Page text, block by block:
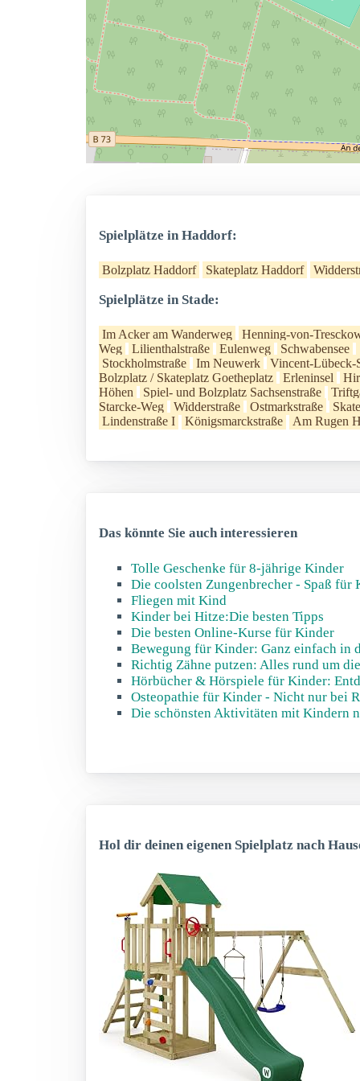
Spielplätze in Haddorf:
Bolzplatz Haddorf Skateplatz Haddorf
Spielplätze in Stade:
Im Acker am Wanderweg
Henning-von-
Weg
Lilienthalstraße Eulenweg Schwabensee
Stockholmstraße
Im Neuwerk
Vincent-Lübeck-
Bolzplatz / Skateplatz Goetheplatz
Erleninsel
Höhen
Spiel- und Bolzplatz Sachsenstraße
Starcke-Weg
Widderstraße Ostmarkstraße
Lindenstraße I
Königsmarckstraße Am Rugen
Das könnte Sie auch interessieren
Tolle Geschenke für 8-jährige Kinder
Die coolsten Zungenbrecher - Spaß für
Fliegen mit Kind
Kinder bei Hitze:Die besten Tipps
Die besten Online-Kurse für Kinder
Bewegung für Kinder: Ganz einfach in
Richtig Zähne putzen: Alles rund um
Hörbücher & Hörspiele für Kinder:
Osteopathie für Kinder - Nicht nur bei
Die schönsten Aktivitäten mit Kindern
Hol dir deinen eigenen Spielplatz nach